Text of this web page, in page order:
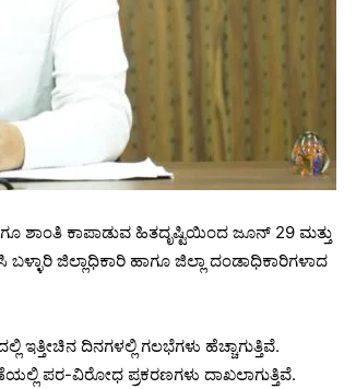
ಶಾಂತಿ ಕಾಪಾಡುವ ಹಿತದೃಷ್ಟಿಯಿಂದ ಜೂನ್ 29 ಮತ್ತು
ಜಿಲ್ಲಾಧಿಕಾರಿ ಹಾಗೂ ಜಿಲ್ಲಾ ದಂಡಾಧಿಕಾರಿಗಳಾದ
ಇತ್ತೀಚಿನ ದಿನಗಳಲ್ಲಿ ಗಲಭೆಗಳು ಹೆಚ್ಚಾಗುತ್ತಿವೆ.
ಪರ-ವಿರೋಧ ಪ್ರಕರಣಗಳು ದಾಖಲಾಗುತ್ತಿವೆ.